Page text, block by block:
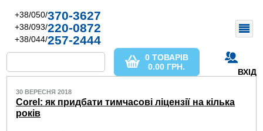
+38/050/370-3627
+38/093/220-0872
+38/044/257-2444
ВХІД
0 ТОВАРІВ
0.00 ГРН.
30 ВЕРЕСНЯ 2018
Corel: як придбати тимчасові ліцензії на кілька
років